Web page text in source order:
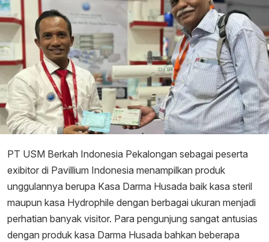
PT USM Berkah Indonesia Pekalongan sebagai peserta
exibitor di Pavillium Indonesia menampilkan produk
unggulannya berupa Kasa Darma Husada baik kasa steril
maupun kasa Hydrophile dengan berbagai ukuran menjadi
perhatian banyak visitor. Para pengunjung sangat antusias
dengan produk kasa Darma Husada bahkan beberapa